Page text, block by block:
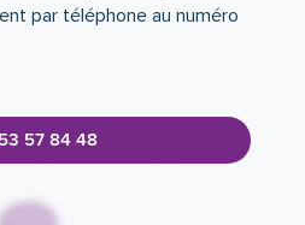
par téléphone au numéro
57 84 48